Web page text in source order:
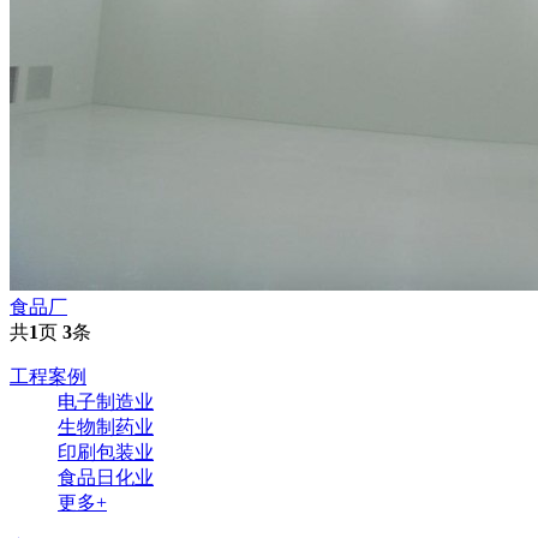
食品厂
共1页 3条
工程案例
电子制造业
生物制药业
印刷包装业
食品日化业
更多+